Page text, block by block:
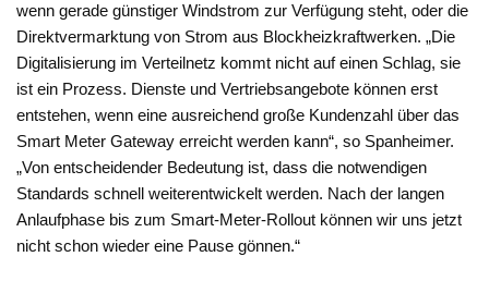
wenn gerade günstiger Windstrom zur Verfügung steht, oder die
Direktvermarktung von Strom aus Blockheizkraftwerken. „Die
Digitalisierung im Verteilnetz kommt nicht auf einen Schlag, sie
ist ein Prozess. Dienste und Vertriebsangebote können erst
entstehen, wenn eine ausreichend große Kundenzahl über das
Smart Meter Gateway erreicht werden kann“, so Spanheimer.
„Von entscheidender Bedeutung ist, dass die notwendigen
Standards schnell weiterentwickelt werden. Nach der langen
Anlaufphase bis zum Smart-Meter-Rollout können wir uns jetzt
nicht schon wieder eine Pause gönnen.“